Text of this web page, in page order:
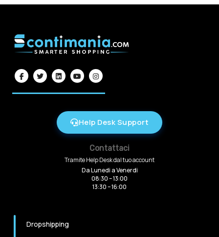
Help Desk Support
Contattaci
Tramite Help Desk dal tuo account
Da Lunedi a Venerdi
08:30 – 13:00
13:30 – 16:00
Dropshipping